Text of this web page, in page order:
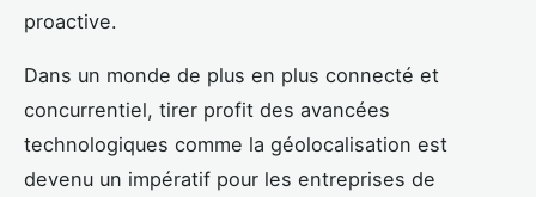
proactive.
Dans un monde de plus en plus connecté et
concurrentiel, tirer profit des avancées
technologiques comme la géolocalisation est
devenu un impératif pour les entreprises de